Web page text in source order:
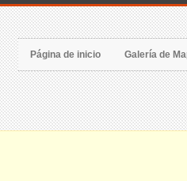
Página de inicio Galería de